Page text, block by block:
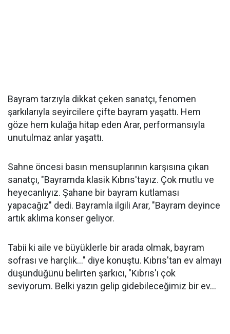
Bayram tarzıyla dikkat çeken sanatçı, fenomen
şarkılarıyla seyircilere çifte bayram yaşattı. Hem
göze hem kulağa hitap eden Arar, performansıyla
unutulmaz anlar yaşattı.
Sahne öncesi basın mensuplarının karşısına çıkan
sanatçı, "Bayramda klasik Kıbrıs'tayız. Çok mutlu ve
heyecanlıyız. Şahane bir bayram kutlaması
yapacağız" dedi. Bayramla ilgili Arar, "Bayram deyince
artık aklıma konser geliyor.
Tabii ki aile ve büyüklerle bir arada olmak, bayram
sofrası ve harçlık..." diye konuştu. Kıbrıs'tan ev almayı
düşündüğünü belirten şarkıcı, "Kıbrıs'ı çok
seviyorum. Belki yazın gelip gidebileceğimiz bir ev...